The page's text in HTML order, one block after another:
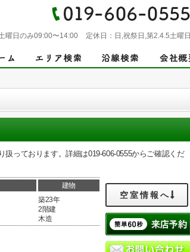
曜日のみ09:00〜14:00 定休日： 日,祝祭日,第2.4.5土曜日
っております。詳細は019-606-0555からご確認くだ
建物
築23年
2階建
木造
空室情報へ